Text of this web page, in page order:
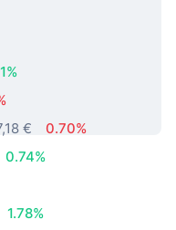
€
0.70%
0.74%
1.78%